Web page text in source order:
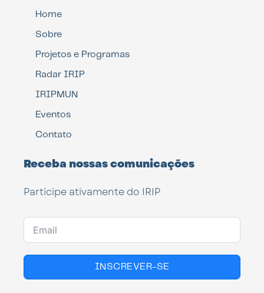
Home
Sobre
Projetos e Programas
Radar IRIP
IRIPMUN
Eventos
Contato
Receba nossas comunicações
Participe ativamente do IRIP
INSCREVER-SE